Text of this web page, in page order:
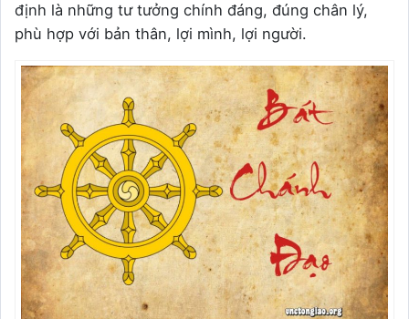
định là những tư tưởng chính đáng, đúng chân lý,
phù hợp với bản thân, lợi mình, lợi người.